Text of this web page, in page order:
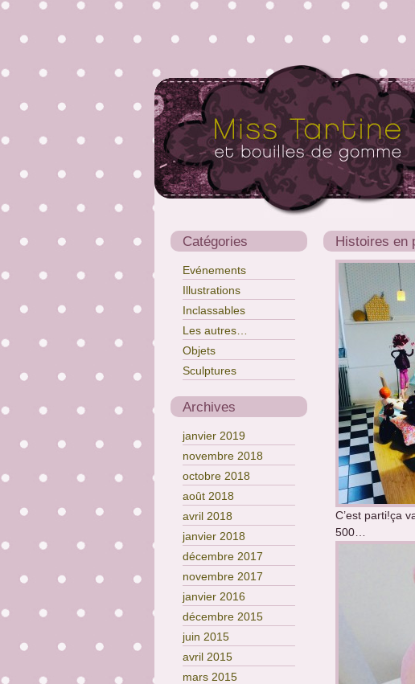
Catégories
Evénements
Illustrations
Inclassables
Les autres…
Objets
Sculptures
Archives
janvier 2019
novembre 2018
octobre 2018
août 2018
avril 2018
janvier 2018
décembre 2017
novembre 2017
janvier 2016
décembre 2015
juin 2015
avril 2015
mars 2015
Histoires en
C’est parti!ça
500…